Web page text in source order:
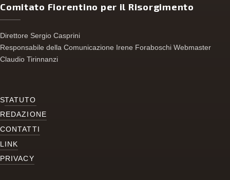
Comitato Fiorentino per il Risorgimento
Direttore Sergio Casprini
Responsabile della Comunicazione Irene Foraboschi Webmaster
Claudio Tirinnanzi
STATUTO
REDAZIONE
CONTATTI
LINK
PRIVACY